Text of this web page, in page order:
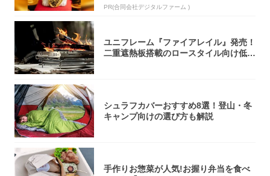
PR(合同会社デジタルファーム )
ユニフレーム『ファイアレイル』発売！
二重遮熱板搭載のロースタイル向け低型
シュラフカバーおすすめ8選！登山・冬
キャンプ向けの選び方も解説
手作りお惣菜が人気!お握り弁当を食べ